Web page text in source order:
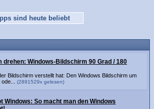
sind heute beliebt
drehen: Windows-Bildschirm 90 Grad / 180
Bildschirm verstellt hat: Den Windows Bildschirm um
(2891529x gelesen)
Windows: So macht man den Windows